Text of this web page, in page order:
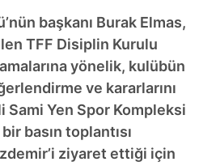
başkanı Burak Elmas,
TFF Disiplin Kurulu
yönelik, kulübün
ve kararlarını
Sami Yen Spor Kompleksi
basın toplantısı
ziyaret ettiği için